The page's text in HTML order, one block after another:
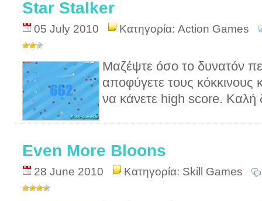
Star Stalker
05 July 2010 Κατηγορία: Action Games
Μαζέψτε όσο το δυνατόν
αποφύγετε τους κόκκινους
να κάνετε high score. Καλή
Even More Bloons
28 June 2010 Κατηγορία: Skill Games